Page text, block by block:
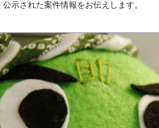
示された案件情報をお伝えします。